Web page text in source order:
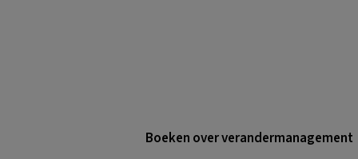
Boeken over verandermanagement